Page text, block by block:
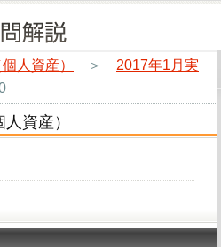
人資産） ＞ 2017年1月実
資産）